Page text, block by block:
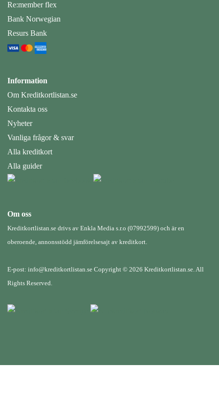
Re:member flex
Bank Norwegian
Resurs Bank
Information
Om Kreditkortlistan.se
Kontakta oss
Nyheter
Vanliga frågor & svar
Alla kreditkort
Alla guider
Om oss
Kreditkortlistan.se drivs av Enkla Media s.r.o (07992599) och är en
oberoende, annonsstödd jämförelsesajt av kreditkort.
E-post: info@kreditkortlistan.se Copyright © 2026 Kreditkortlistan.se. All
Rights Reserved.